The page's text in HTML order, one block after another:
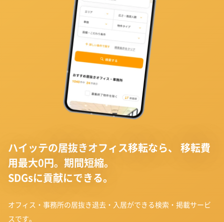
ハイッテの居抜きオフィス移転なら、
移転費
用最大0円。期間短縮。
SDGsに貢献にできる。
オフィス・事務所の居抜き退去・入居ができる検索・掲載サービ
スです。